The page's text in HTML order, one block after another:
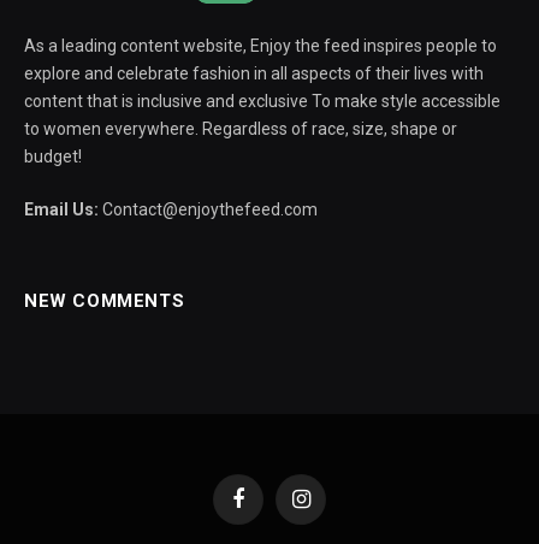
As a leading content website, Enjoy the feed inspires people to
explore and celebrate fashion in all aspects of their lives with
content that is inclusive and exclusive To make style accessible
to women everywhere. Regardless of race, size, shape or
budget!
Email Us: Contact@enjoythefeed.com
NEW COMMENTS
FacebookInstagram